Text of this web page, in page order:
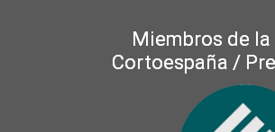
Miembros de
Cortoespaña /